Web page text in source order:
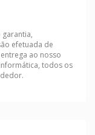
garantia,
efetuada de
ao nosso
todos os